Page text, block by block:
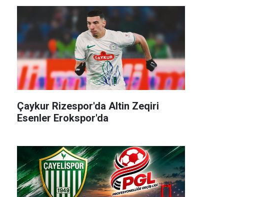
Çaykur Rizespor'da Altin Zeqiri
Esenler Erokspor'da